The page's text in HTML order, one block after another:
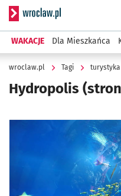
Serwis
WAKACJE Dla Mieszkańca
wroclaw.pl Tagi turystyka
Hydropolis